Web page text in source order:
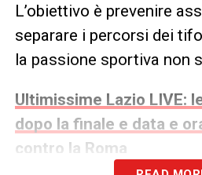
L’obiettivo è prevenire
separare i percorsi dei
la passione sportiva non
Ultimissime Lazio LIVE:
dopo la finale e data e
contro la Roma